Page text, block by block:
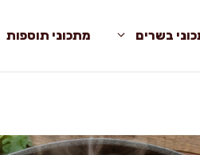
בשרים מתכוני תוספות